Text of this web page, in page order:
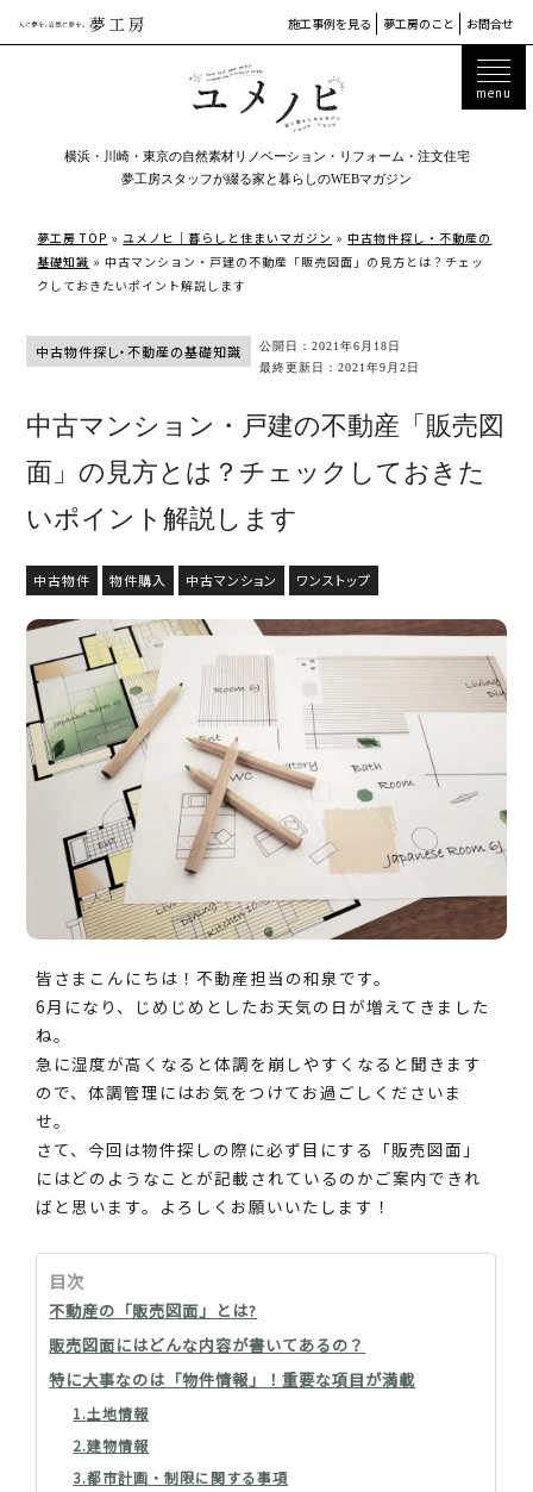
施工事例を見る 夢工房のこと お問合せ
横浜・川崎・東京の自然素材リノベーション・リフォーム・注文住宅
夢工房スタッフが綴る家と暮らしのWEBマガジン
夢工房 TOP » ユメノヒ｜暮らしと住まいマガジン » 中古物件探し・不動産の
基礎知識 » 中古マンション・戸建の不動産「販売図面」の見方とは？チェッ
クしておきたいポイント解説します
中古物件探し・不動産の基礎知識
公開日：2021年6月18日
最終更新日：2021年9月2日
中古マンション・戸建の不動産「販売図
面」の見方とは？チェックしておきた
いポイント解説します
中古物件 物件購入 中古マンション ワンストップ
皆さまこんにちは！不動産担当の和泉です。
6月になり、じめじめとしたお天気の日が増えてきました
ね。
急に湿度が高くなると体調を崩しやすくなると聞きます
ので、体調管理にはお気をつけてお過ごしくださいま
せ。
さて、今回は物件探しの際に必ず目にする「販売図面」
にはどのようなことが記載されているのかご案内できれ
ばと思います。よろしくお願いいたします！
目次
不動産の「販売図面」とは?
販売図面にはどんな内容が書いてあるの？
特に大事なのは「物件情報」！重要な項目が満載
1.土地情報
2.建物情報
3.都市計画・制限に関する事項